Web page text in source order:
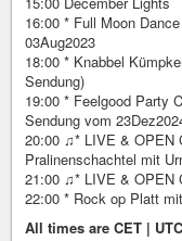
16:00 * Full Moon
03Aug2023
18:00 * Knabbel
Sendung)
19:00 * Feelgood Party
Sendung vom
20:00 ♫* LIVE & OPEN
Pralinenschachtel mit
21:00 ♫* LIVE & OPEN
22:00 * Rock op Platt
All times are CET |